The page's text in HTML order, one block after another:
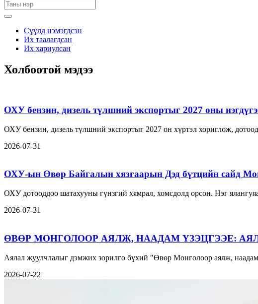
Сүүлд нэмэгдсэн
Их таалагдсан
Их хариулсан
Холбоотой мэдээ
ОХУ бензин, дизель түлшний экспортыг 2027 оны
ОХУ бензин, дизель түлшний экспортыг 2027 он хүртэл хориглож,
2026-07-31
ОХУ-ын Өвөр Байгалын хязгаарын Дэд бүтцийн сайд
ОХУ дотооддоо шатахууны гүнзгий хямрал, хомсдолд орсон. Нэг
2026-07-31
ӨВӨР МОНГОЛООР АЯЛЖ, НААДАМ ҮЗЭЦГЭЭЕ:
Аялал жуулчлалыг дэмжих зорилго бүхий "Өвөр Монголоор аялж,
2026-07-22